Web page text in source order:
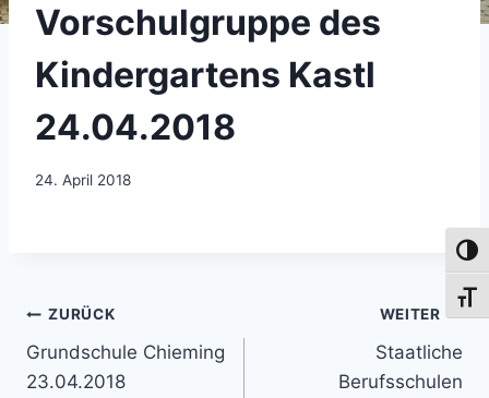
Vorschulgruppe des
Kindergartens Kastl
24.04.2018
24. April 2018
Beitragsnavigation
ZURÜCK
Grundschule Chieming
23.04.2018
WEITER
Staatliche
Berufsschulen